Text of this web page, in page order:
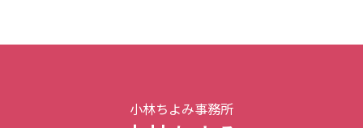
小林ちよみ事務所